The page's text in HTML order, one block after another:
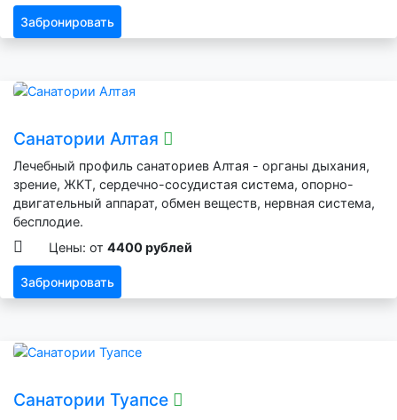
Забронировать
Санатории Алтая
Лечебный профиль санаториев Алтая - органы дыхания,
зрение, ЖКТ, сердечно-сосудистая система, опорно-
двигательный аппарат, обмен веществ, нервная система,
бесплодие.
Цены: от 4400 рублей
Забронировать
Санатории Туапсе